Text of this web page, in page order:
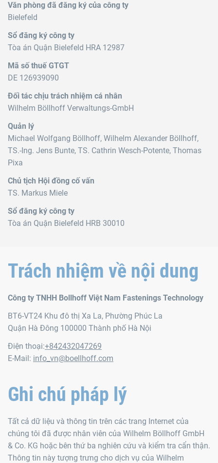
Văn phòng đã đăng ký của công ty
Bielefeld
Sổ đăng ký công ty
Tòa án Quận Bielefeld HRA 12987
Mã số thuế GTGT
DE 126939090
Đối tác chịu trách nhiệm cá nhân
Wilhelm Böllhoff Verwaltungs-GmbH
Quản lý
Michael Wolfgang Böllhoff, Wilhelm Alexander Böllhoff,
TS.‑Ing. Jens Bunte, TS. Cathrin Wesch-Potente, Thomas
Pixa
Chủ tịch Hội đồng cố vấn
TS. Markus Miele
Sổ đăng ký công ty
Tòa án Quận Bielefeld HRB 30010
Trách nhiệm về nội dung
Công ty TNHH Bollhoff Việt Nam Fastenings Technology
BT6-VT24 Khu đô thị Xa La, Phường Phúc La
Quận Hà Đông 100000 Thành phố Hà Nội
Điện thoại:+842432047269
E-Mail: info_vn@boellhoff.com
Ghi chú pháp lý
Tất cả dữ liệu và thông tin trên các trang Internet của
chúng tôi đã được nhân viên của Wilhelm Böllhoff GmbH
& Co. KG hoặc bên thứ ba nghiên cứu và kiểm tra cẩn thận.
Thông tin này tượng trưng cho dịch vụ của Wilhelm